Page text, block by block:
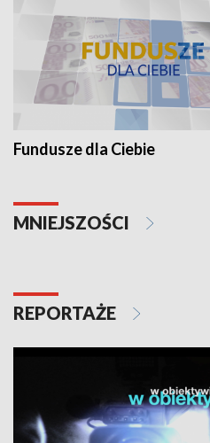
Fundusze dla Ciebie
MNIEJSZOŚCI
REPORTAŻE